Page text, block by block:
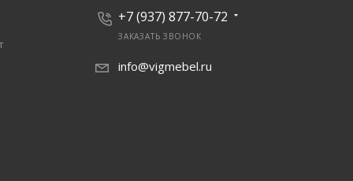
+7 (937) 877-70-72
ЗАКАЗАТЬ ЗВОНОК
info@vigmebel.ru